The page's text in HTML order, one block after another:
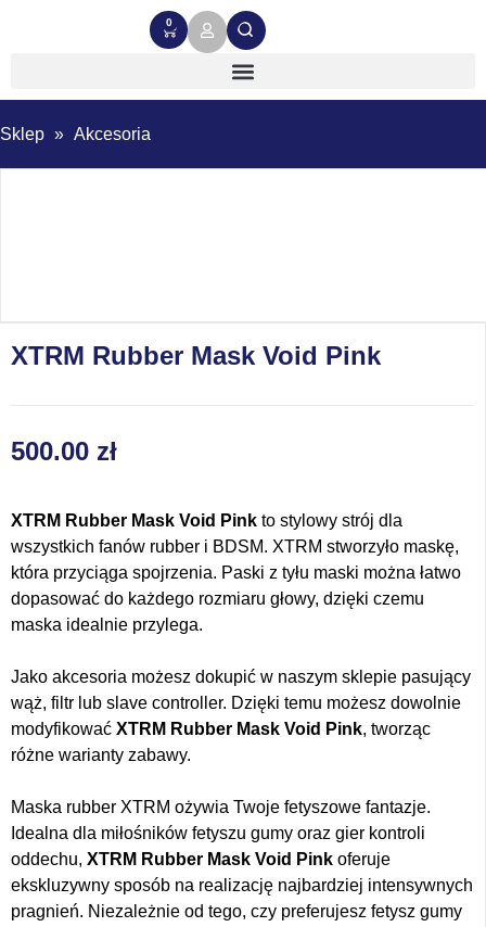
0
Sklep » Akcesoria
XTRM Rubber Mask Void Pink
500.00 zł
XTRM Rubber Mask Void Pink to stylowy strój dla
wszystkich fanów rubber i BDSM. XTRM stworzyło maskę,
która przyciąga spojrzenia. Paski z tyłu maski można łatwo
dopasować do każdego rozmiaru głowy, dzięki czemu
maska idealnie przylega.
Jako akcesoria możesz dokupić w naszym sklepie pasujący
wąż, filtr lub slave controller. Dzięki temu możesz dowolnie
modyfikować XTRM Rubber Mask Void Pink, tworząc
różne warianty zabawy.
Maska rubber XTRM ożywia Twoje fetyszowe fantazje.
Idealna dla miłośników fetyszu gumy oraz gier kontroli
oddechu, XTRM Rubber Mask Void Pink oferuje
ekskluzywny sposób na realizację najbardziej intensywnych
pragnień. Niezależnie od tego, czy preferujesz fetysz gumy